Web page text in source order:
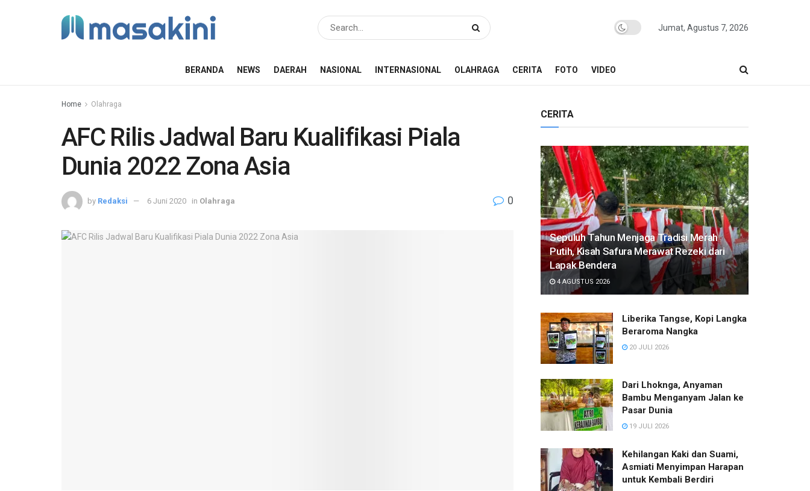
Jumat, Agustus 7, 2026
BERANDA NEWS DAERAH NASIONAL INTERNASIONAL OLAHRAGA CERITA FOTO VIDEO
Home Olahraga
AFC Rilis Jadwal Baru Kualifikasi Piala
Dunia 2022 Zona Asia
by Redaksi 6 Juni 2020 in Olahraga 0
CERITA
Sepuluh Tahun Menjaga Tradisi Merah
Putih, Kisah Safura Merawat Rezeki dari
Lapak Bendera
4 AGUSTUS 2026
Liberika Tangse, Kopi Langka
Beraroma Nangka
20 JULI 2026
Dari Lhoknga, Anyaman
Bambu Menganyam Jalan ke
Pasar Dunia
19 JULI 2026
Kehilangan Kaki dan Suami,
Asmiati Menyimpan Harapan
untuk Kembali Berdiri